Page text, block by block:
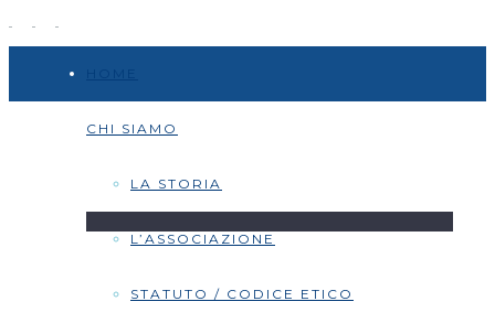
CHI SIAMO
LA STORIA
L’ASSOCIAZIONE
STATUTO / CODICE ETICO